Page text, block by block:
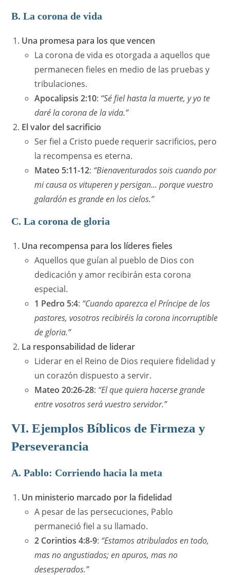
B. La corona de vida
Una promesa para los que vencen
La corona de vida es otorgada a aquellos que
permanecen fieles en medio de las pruebas y
tribulaciones.
Apocalipsis 2:10: “Sé fiel hasta la muerte, y yo te
daré la corona de la vida.”
El valor del sacrificio
Ser fiel a Cristo puede requerir sacrificios, pero
la recompensa es eterna.
Mateo 5:11-12: “Bienaventurados sois cuando por
mi causa os vituperen y persigan… porque vuestro
galardón es grande en los cielos.”
C. La corona de gloria
Una recompensa para los líderes fieles
Aquellos que guían al pueblo de Dios con
dedicación y amor recibirán esta corona
especial.
1 Pedro 5:4: “Cuando aparezca el Príncipe de los
pastores, vosotros recibiréis la corona incorruptible
de gloria.”
La responsabilidad de liderar
Liderar en el Reino de Dios requiere fidelidad y
un corazón dispuesto a servir.
Mateo 20:26-28: “El que quiera hacerse grande
entre vosotros será vuestro servidor.”
VI. Ejemplos Bíblicos de Firmeza y
Perseverancia
A. Pablo: Corriendo hacia la meta
Un ministerio marcado por la fidelidad
A pesar de las persecuciones, Pablo
permaneció fiel a su llamado.
2 Corintios 4:8-9: “Estamos atribulados en todo,
mas no angustiados; en apuros, mas no
desesperados.”